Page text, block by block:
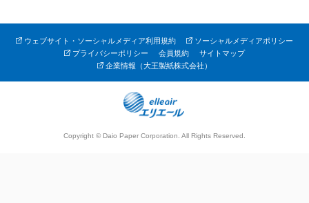
ウェブサイト・ソーシャルメディア利用規約
ソーシャルメディアポリシー
プライバシーポリシー
会員規約
サイトマップ
企業情報（大王製紙株式会社）
Copyright © Daio Paper Corporation. All Rights Reserved.